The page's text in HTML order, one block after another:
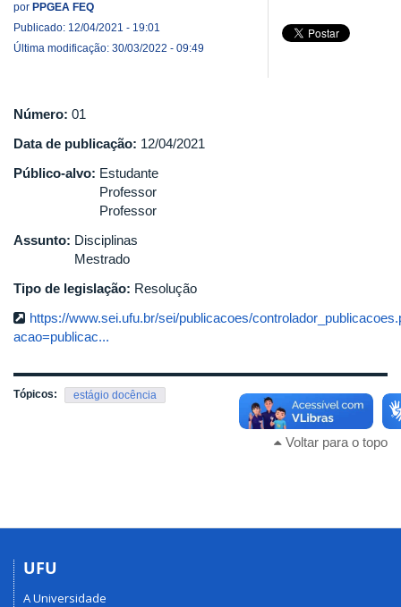
por PPGEA FEQ
Publicado: 12/04/2021 - 19:01
Última modificação: 30/03/2022 - 09:49
Número: 01
Data de publicação: 12/04/2021
Público-alvo: Estudante
Professor
Professor
Assunto: Disciplinas
Mestrado
Tipo de legislação: Resolução
https://www.sei.ufu.br/sei/publicacoes/
acao=publicac...
Tópicos: estágio docência
Voltar para o topo
UFU
A Universidade